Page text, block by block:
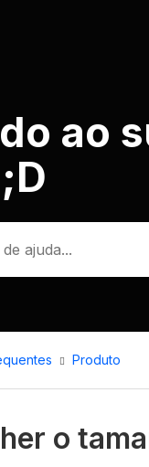
ao
Produto
o